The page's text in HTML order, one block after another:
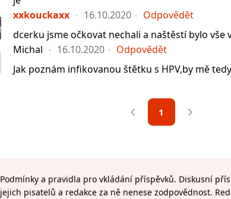
xxkouckaxx
16.10.2020
Odpovědět
dcerku jsme očkovat nechali a naštěstí bylo vše
Michal
16.10.2020
Odpovědět
Jak poznám infikovanou štětku s HPV,by mě
1
Podmínky a pravidla pro vkládání příspěvků. Diskusní
jejich pisatelů a redakce za ně nenese zodpovědnost.